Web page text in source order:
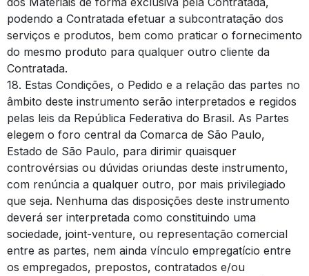
podendo a Contratada efetuar a subcontratação dos
serviços e produtos, bem como praticar o fornecimento
do mesmo produto para qualquer outro cliente da
Contratada.
18. Estas Condições, o Pedido e a relação das partes no
âmbito deste instrumento serão interpretados e regidos
pelas leis da República Federativa do Brasil. As Partes
elegem o foro central da Comarca de São Paulo,
Estado de São Paulo, para dirimir quaisquer
controvérsias ou dúvidas oriundas deste instrumento,
com renúncia a qualquer outro, por mais privilegiado
que seja. Nenhuma das disposições deste instrumento
deverá ser interpretada como constituindo uma
sociedade, joint-venture, ou representação comercial
entre as partes, nem ainda vínculo empregatício entre
os empregados, prepostos, contratados e/ou